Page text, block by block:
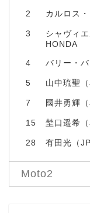
2 カルロス
3
シャヴィ
HONDA
4 バリー・
5 山中琉聖
7 國井勇輝
15 埜口遥希
28 有田光（
Moto2